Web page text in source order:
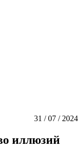
31 / 07 / 2024
иллюзий